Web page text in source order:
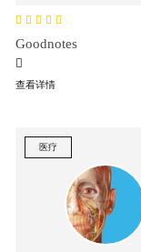
Goodnotes
查看详情
医疗